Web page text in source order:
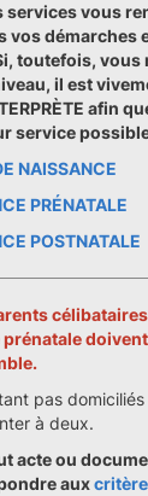
services vous
démarches
toutefois,
il est
afin
service
NAISSANCE
PRÉNATALE
POSTNATALE
pas
à deux.
acte ou
aux